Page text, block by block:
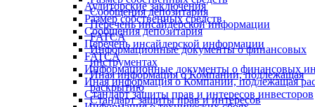
Аудиторские заключения
Размер собственных средств
Сообщения депозитария
Перечень инсайдерской информации
FATCA
Информационные документы о финансовых
Иная информация о Компании, подлежащая
Стандарт защиты прав и интересов инвесторов
Сообщения депозитария
Перечень инсайдерской информации
FATCA
Информационные документы о финансовых
инструментах
Иная информация о Компании, подлежащая
раскрытию
Стандарт защиты прав и интересов